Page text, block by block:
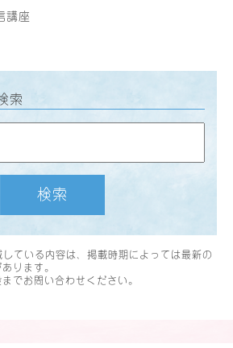
講座
索
検索
ている内容は、掲載時期によっては最新の
ります。
でお問い合わせください。